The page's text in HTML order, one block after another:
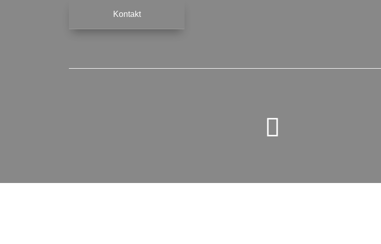
Kontakt